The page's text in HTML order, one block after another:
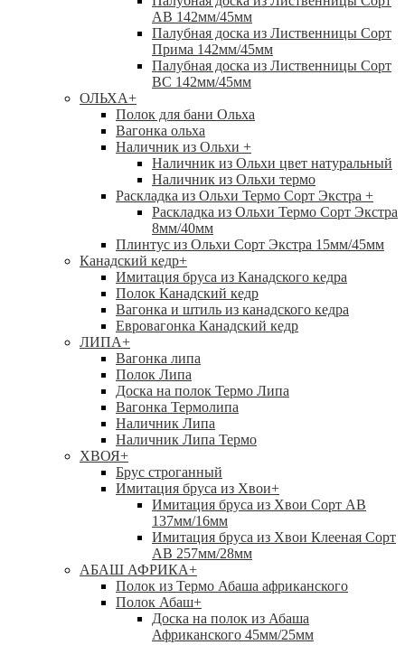
АВ 142мм/45мм
Палубная доска из Лиственницы Сорт
Прима 142мм/45мм
Палубная доска из Лиственницы Сорт
ВС 142мм/45мм
ОЛЬХА+
Полок для бани Ольха
Вагонка ольха
Наличник из Ольхи +
Наличник из Ольхи цвет натуральный
Наличник из Ольхи термо
Раскладка из Ольхи Термо Сорт Экстра +
Раскладка из Ольхи Термо Сорт Экстра
8мм/40мм
Плинтус из Ольхи Сорт Экстра 15мм/45мм
Канадский кедр+
Имитация бруса из Канадского кедра
Полок Канадский кедр
Вагонка и штиль из канадского кедра
Евровагонка Канадский кедр
ЛИПА+
Вагонка липа
Полок Липа
Доска на полок Термо Липа
Вагонка Термолипа
Наличник Липа
Наличник Липа Термо
ХВОЯ+
Брус строганный
Имитация бруса из Хвои+
Имитация бруса из Хвои Сорт АВ
137мм/16мм
Имитация бруса из Хвои Клееная Сорт
АВ 257мм/28мм
АБАШ АФРИКА+
Полок из Термо Абаша африканского
Полок Абаш+
Доска на полок из Абаша
Африканского 45мм/25мм